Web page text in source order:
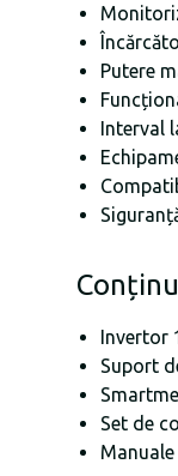
Putere
Interval
Invertor
Suport
Set de
Manuale